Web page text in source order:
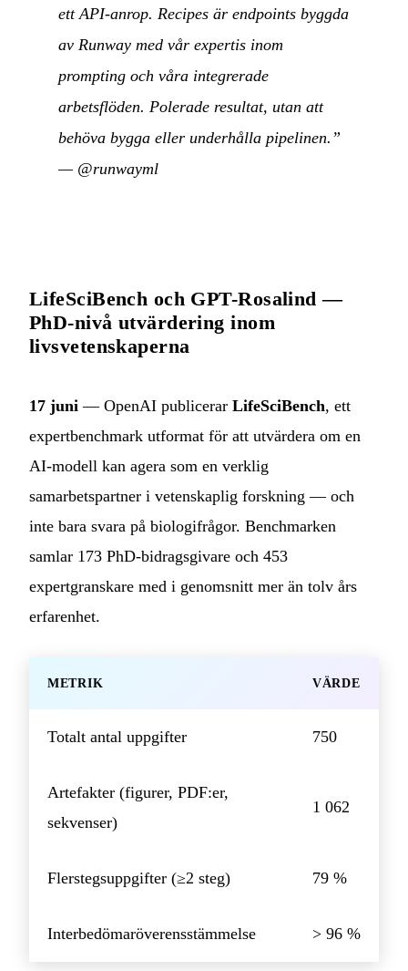
ett API-anrop. Recipes är endpoints byggda
av Runway med vår expertis inom
prompting och våra integrerade
arbetsflöden. Polerade resultat, utan att
behöva bygga eller underhålla pipelinen.”
— @runwayml
LifeSciBench och GPT-Rosalind —
PhD-nivå utvärdering inom
livsvetenskaperna
17 juni — OpenAI publicerar LifeSciBench, ett
expertbenchmark utformat för att utvärdera om en
AI-modell kan agera som en verklig
samarbetspartner i vetenskaplig forskning — och
inte bara svara på biologifrågor. Benchmarken
samlar 173 PhD-bidragsgivare och 453
expertgranskare med i genomsnitt mer än tolv års
erfarenhet.
METRIK VÄRDE
Totalt antal uppgifter 750
Artefakter (figurer, PDF:er,
sekvenser)
1 062
Flerstegsuppgifter (≥2 steg) 79 %
Interbedömaröverensstämmelse > 96 %